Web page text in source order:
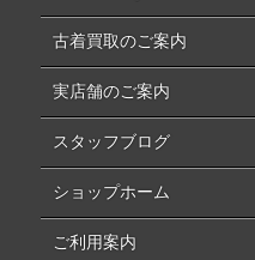
古着買取のご案内
実店舗のご案内
スタッフブログ
ショップホーム
ご利用案内